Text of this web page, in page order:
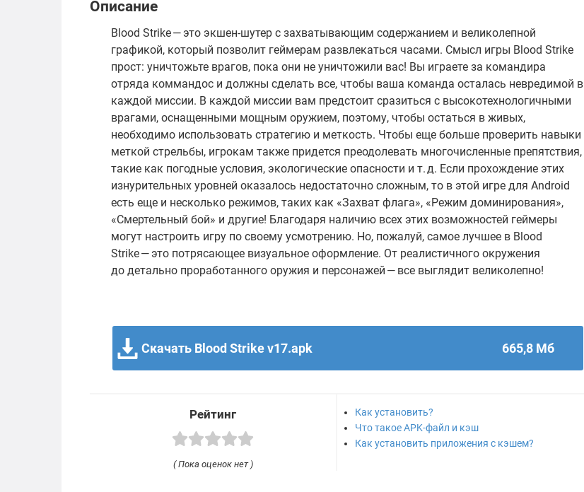
Описание
Blood Strike — это экшен-шутер с захватывающим содержанием и великолепной
графикой, который позволит геймерам развлекаться часами. Смысл игры Blood Strike
прост: уничтожьте врагов, пока они не уничтожили вас! Вы играете за командира
отряда коммандос и должны сделать все, чтобы ваша команда осталась невредимой в
каждой миссии. В каждой миссии вам предстоит сразиться с высокотехнологичными
врагами, оснащенными мощным оружием, поэтому, чтобы остаться в живых,
необходимо использовать стратегию и меткость. Чтобы еще больше проверить навыки
меткой стрельбы, игрокам также придется преодолевать многочисленные препятствия,
такие как погодные условия, экологические опасности и т. д. Если прохождение этих
изнурительных уровней оказалось недостаточно сложным, то в этой игре для Android
есть еще и несколько режимов, таких как «Захват флага», «Режим доминирования»,
«Смертельный бой» и другие! Благодаря наличию всех этих возможностей геймеры
могут настроить игру по своему усмотрению. Но, пожалуй, самое лучшее в Blood
Strike — это потрясающее визуальное оформление. От реалистичного окружения
до детально проработанного оружия и персонажей — все выглядит великолепно!
Скачать Blood Strike v17.apk 665,8 Мб
Рейтинг
( Пока оценок нет )
Как установить?
Что такое APK-файл и кэш
Как установить приложения с кэшем?